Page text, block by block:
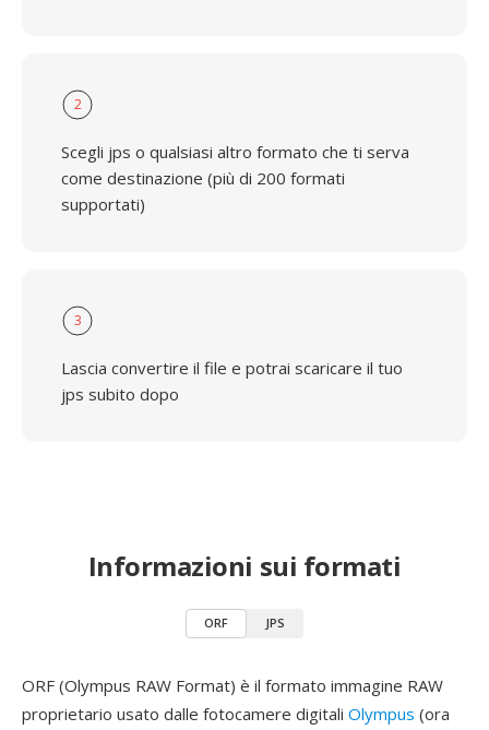
2
Scegli jps o qualsiasi altro formato che ti serva
come destinazione (più di 200 formati
supportati)
3
Lascia convertire il file e potrai scaricare il tuo
jps subito dopo
Informazioni sui formati
ORF JPS
ORF (Olympus RAW Format) è il formato immagine RAW
proprietario usato dalle fotocamere digitali Olympus (ora